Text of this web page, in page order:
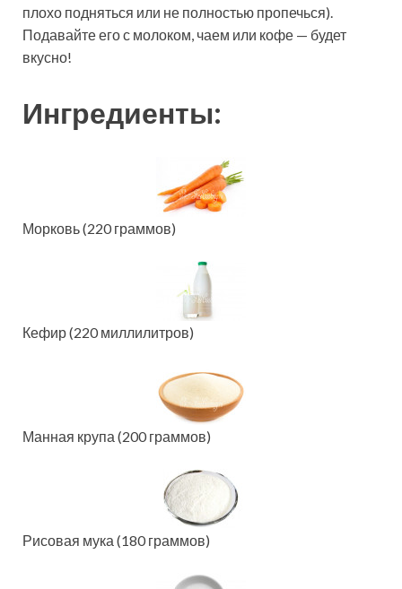
плохо подняться или не полностью пропечься).
Подавайте его с молоком, чаем или кофе — будет
вкусно!
Ингредиенты:
Морковь (220 граммов)
Кефир (220 миллилитров)
Манная крупа (200 граммов)
Рисовая мука (180 граммов)